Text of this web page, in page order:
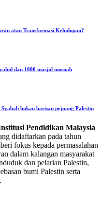
atau Transformasi Kehidupan?
dan 1000 masjid musnah
bukan barisan pejuang Palestin
Pendidikan Malaysia
didaftarkan pada tahun
fokus kepada permasalahan
dalam kalangan masyarakat
dan pelarian Palestin,
bumi Palestin serta